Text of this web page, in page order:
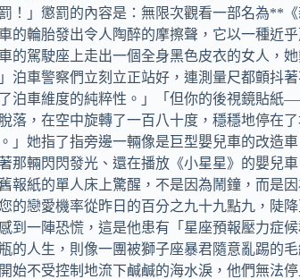
」懲罰的內容是：無限次觀看一部名為**
輪胎發出令人陶醉的摩擦聲，它以一種近
駕駛座上走出一個全身黑色皮衣的女人，
車警察們立刻立正站好，連測量尺都顫抖
泊車維度的純粹性。」「但你的後視鏡貼
落，在空中旋轉了一百八十度，穩穩地停
她指了指旁邊一輛像是巨型嬰兒車的改造
那輛閃閃發光、還在播放《小星星》的嬰兒
報紙的單人床上驚醒，不是因為鬧鐘，而是
戀愛機率從昨日的百分之九十九點九，陡
一陣恐慌，這是他患有「星座預報壓力症
人生，則像一團被獅子座暴君隨意亂踢的
不受控制地流下鹹鹹的海水淚，他們無法